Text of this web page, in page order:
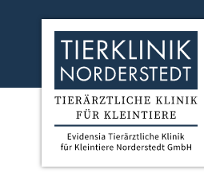
Homepage